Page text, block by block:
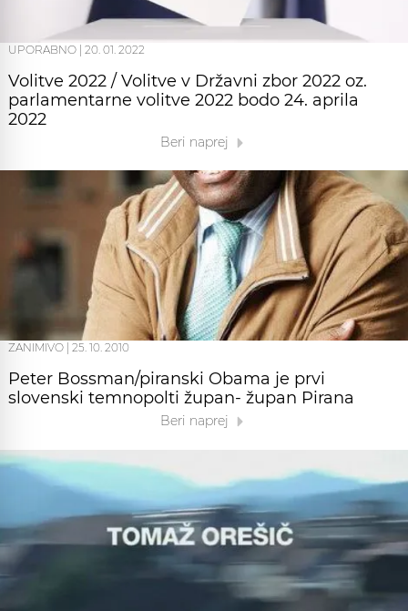
UPORABNO | 20. 01. 2022
Volitve 2022 / Volitve v Državni zbor 2022 oz.
parlamentarne volitve 2022 bodo 24. aprila
2022
Beri naprej
ZANIMIVO 25. 10. 2010
Peter Bossman/piranski Obama je prvi
slovenski temnopolti župan- župan Pirana
Beri naprej